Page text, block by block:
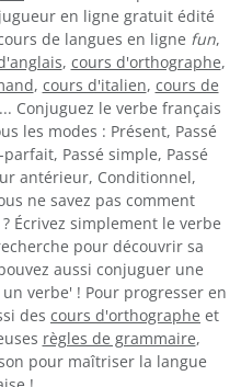
en ligne gratuit édité
de langues en ligne fun,
, cours d'orthographe,
, cours d'italien, cours de
Conjuguez le verbe français
les modes : Présent, Passé
Passé simple, Passé
antérieur, Conditionnel,
ne savez pas comment
Écrivez simplement le verbe
pour découvrir sa
aussi conjuguer une
verbe' ! Pour progresser en
des cours d'orthographe et
règles de grammaire,
pour maîtriser la langue